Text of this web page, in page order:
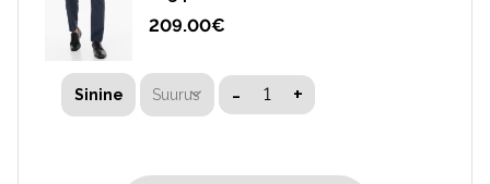
209.00€
Sinine Suurus - +